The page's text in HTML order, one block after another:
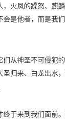
，火凤的躁怒、麒
会是他者，而是我
们从神圣不可侵犯
圣归来、白龙出水
终于来到我们面前